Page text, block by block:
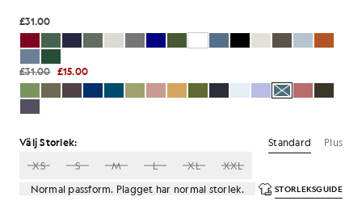
£31.00
£31.00 £15.00
Välj Storlek: Standard
Plus
XS
S M L XL
XXL
Normal passform. Plagget har normal storlek.
STORLEKSGUIDE